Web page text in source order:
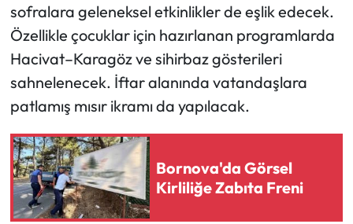
sofralara geleneksel etkinlikler de eşlik edecek.
Özellikle çocuklar için hazırlanan programlarda
Hacivat–Karagöz ve sihirbaz gösterileri
sahnelenecek. İftar alanında vatandaşlara
patlamış mısır ikramı da yapılacak.
Bornova'da Görsel
Kirliliğe Zabıta Freni